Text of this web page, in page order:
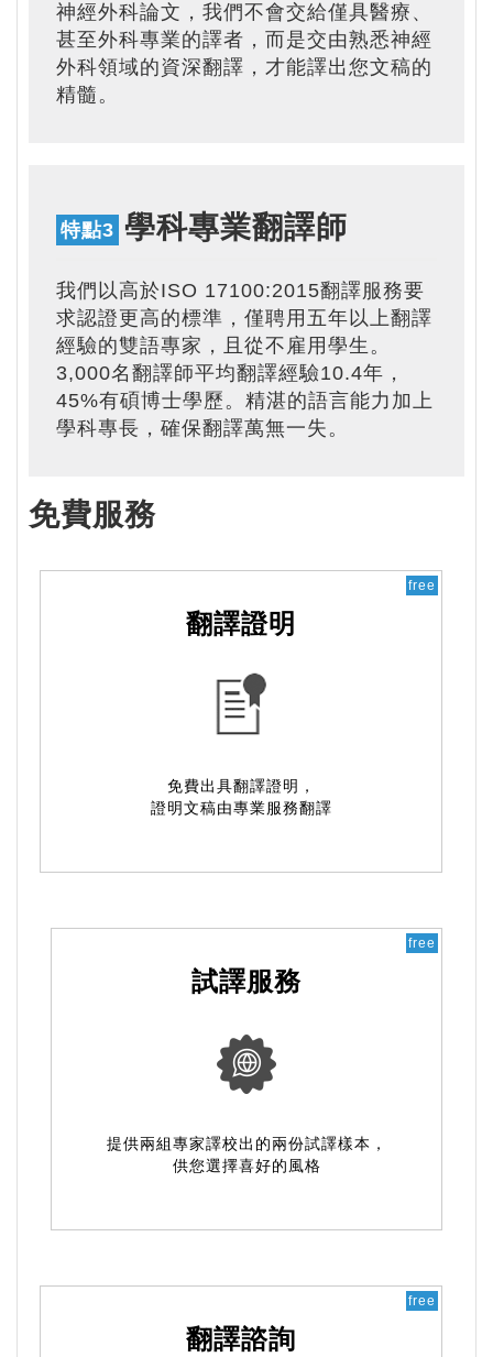
神經外科論文，我們不會交給僅具醫療、
甚至外科專業的譯者，而是交由熟悉神經
外科領域的資深翻譯，才能譯出您文稿的
精髓。
特點3 學科專業翻譯師
我們以高於ISO 17100:2015翻譯服務要
求認證更高的標準，僅聘用五年以上翻譯
經驗的雙語專家，且從不雇用學生。
3,000名翻譯師平均翻譯經驗10.4年，
45%有碩博士學歷。精湛的語言能力加上
學科專長，確保翻譯萬無一失。
免費服務
free
翻譯證明
免費出具翻譯證明，
證明文稿由專業服務翻譯
free
試譯服務
提供兩組專家譯校出的兩份試譯樣本，
供您選擇喜好的風格
free
翻譯諮詢